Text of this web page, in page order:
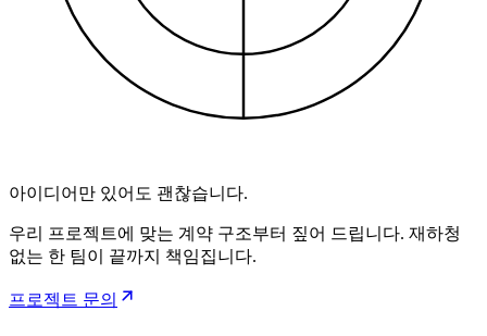
아이디어만 있어도 괜찮습니다.
우리 프로젝트에 맞는 계약 구조부터 짚어 드립니다. 재하청
없는 한 팀이 끝까지 책임집니다.
프로젝트 문의